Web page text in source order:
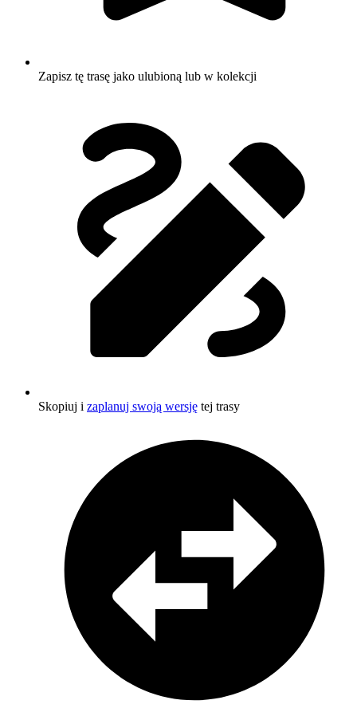
Zapisz tę trasę jako ulubioną lub w kolekcji
Skopiuj i zaplanuj swoją wersję tej trasy